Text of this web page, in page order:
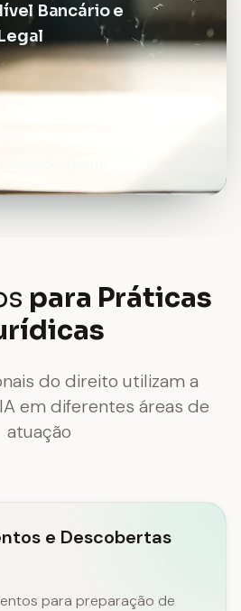
Bancário e
cliente
para Práticas
do direito utilizam a
em diferentes áreas de
atuação
e Descobertas
para preparação de